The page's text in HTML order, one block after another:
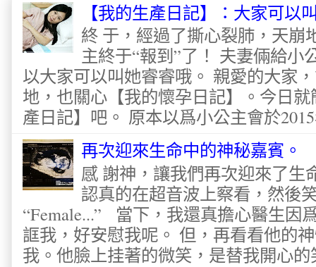
【我的生產日記】：大家可以
終 于，經過了撕心裂肺，天崩
主終于“報到”了！ 夫妻倆給小
以大家可以叫她睿睿哦。 親愛的大家
地，也關心【我的懷孕日記】。今日
產日記】吧。 原本以爲小公主會於
再次迎來生命中的神秘嘉賓。
感 謝神，讓我們再次迎來了生
認真的在超音波上察看，然後
“Female...” 當下，我還真擔心醫生因
誆我，好安慰我呢。 但，再看看他的
我。他臉上挂著的微笑，是替我開心的